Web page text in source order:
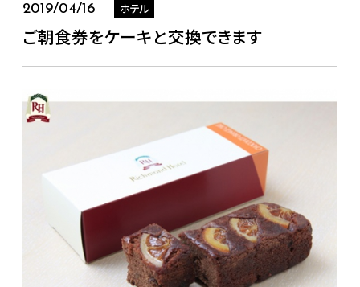
2019/04/16 ホテル
ご朝食券をケーキと交換できます